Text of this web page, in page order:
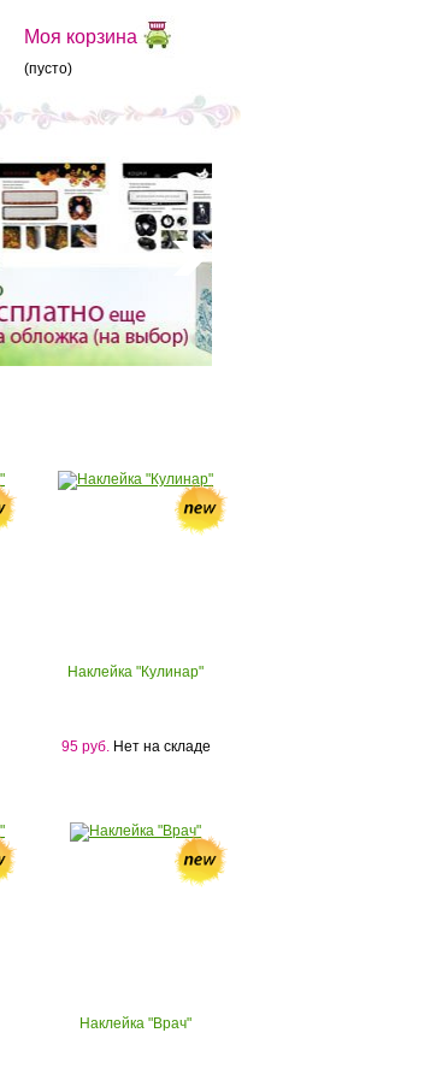
Моя корзина
(пусто)
Наклейка "Кулинар"
95 руб.Нет на складе
Наклейка "Врач"